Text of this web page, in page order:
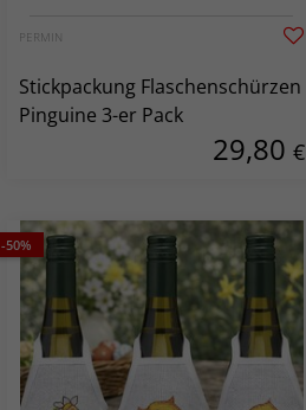
PERMIN
Stickpackung Flaschenschürzen
Pinguine 3-er Pack
29,80 €
-50%